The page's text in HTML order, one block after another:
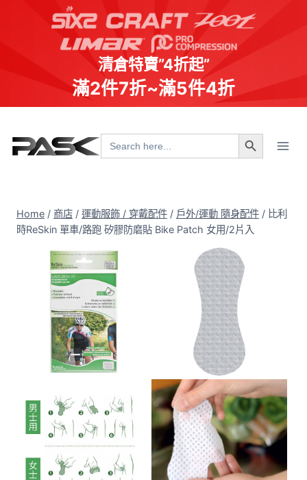
清倉特賣”4折起”
滿2件7折~滿5件4折
content
Search
for:
Search Button
Home / 商店 / 運動服飾 / 穿戴配件 / 戶外/運動 隨身配件 / 比利
時ReSkin 單車/路跑 矽膠防磨貼 Bike Patch 女用/2片入